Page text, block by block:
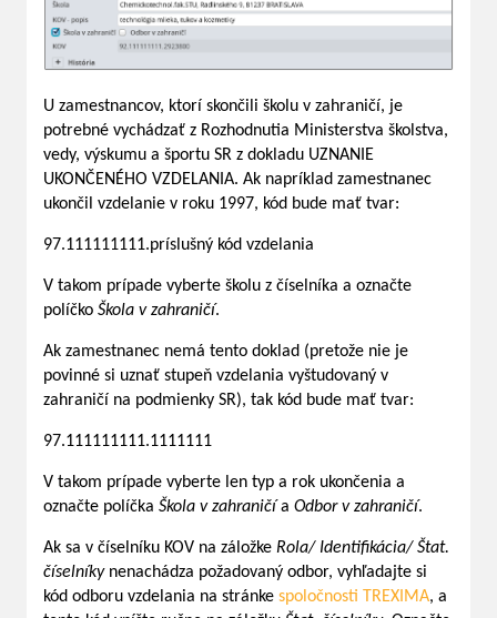
U zamestnancov, ktorí skončili školu v zahraničí, je
potrebné vychádzať z Rozhodnutia Ministerstva školstva,
vedy, výskumu a športu SR z dokladu UZNANIE
UKONČENÉHO VZDELANIA. Ak napríklad zamestnanec
ukončil vzdelanie v roku 1997, kód bude mať tvar:
97.111111111.príslušný kód vzdelania
V takom prípade vyberte školu z číselníka a označte
políčko Škola v zahraničí.
Ak zamestnanec nemá tento doklad (pretože nie je
povinné si uznať stupeň vzdelania vyštudovaný v
zahraničí na podmienky SR), tak kód bude mať tvar:
97.111111111.1111111
V takom prípade vyberte len typ a rok ukončenia a
označte políčka Škola v zahraničía Odbor v zahraničí.
Ak sa v číselníku KOV na záložke Rola/ Identifikácia/ Štat.
číselníky nenachádza požadovaný odbor, vyhľadajte si
kód odboru vzdelania na stránke spoločnosti TREXIMA, a